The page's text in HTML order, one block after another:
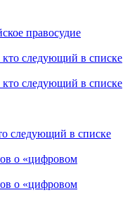
правосудие
следующий в списке